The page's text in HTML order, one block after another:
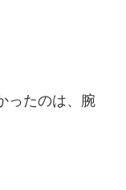
ったのは、腕